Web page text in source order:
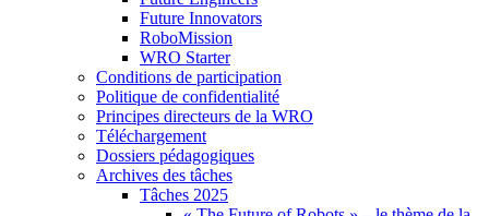
Future Innovators
RoboMission
WRO Starter
Conditions de participation
Politique de confidentialité
Principes directeurs de la WRO
Téléchargement
Dossiers pédagogiques
Archives des tâches
Tâches 2025